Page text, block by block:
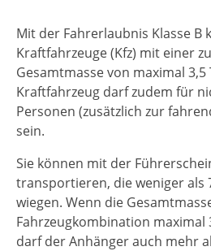
Mit der Fahrerlaubnis Klasse B
Kraftfahrzeuge (Kfz) mit einer
Gesamtmasse von maximal
Kraftfahrzeug darf zudem für
Personen (zusätzlich zur
sein.
Sie können mit der
transportieren, die weniger als
wiegen. Wenn die
Fahrzeugkombination maximal
darf der Anhänger auch mehr